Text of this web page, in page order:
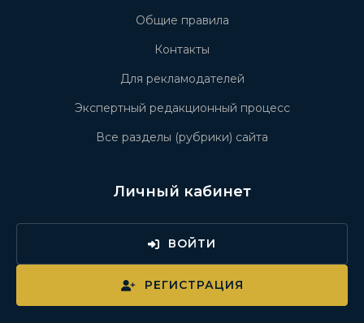
Общие правила
Контакты
Для рекламодателей
Экспертный редакционный процесс
Все разделы (рубрики) сайта
Личный кабинет
ВОЙТИ
РЕГИСТРАЦИЯ